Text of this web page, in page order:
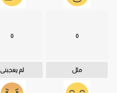
0
مثل
0
لم يعجبنى